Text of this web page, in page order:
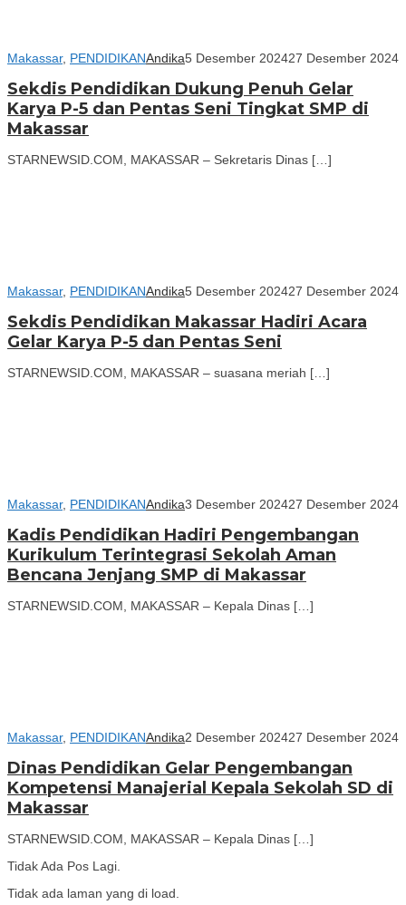
Makassar, PENDIDIKANAndika5 Desember 202427 Desember 2024
Sekdis Pendidikan Dukung Penuh Gelar
Karya P-5 dan Pentas Seni Tingkat SMP di
Makassar
STARNEWSID.COM, MAKASSAR – Sekretaris Dinas […]
Makassar, PENDIDIKANAndika5 Desember 202427 Desember 2024
Sekdis Pendidikan Makassar Hadiri Acara
Gelar Karya P-5 dan Pentas Seni
STARNEWSID.COM, MAKASSAR – suasana meriah […]
Makassar, PENDIDIKANAndika3 Desember 202427 Desember 2024
Kadis Pendidikan Hadiri Pengembangan
Kurikulum Terintegrasi Sekolah Aman
Bencana Jenjang SMP di Makassar
STARNEWSID.COM, MAKASSAR – Kepala Dinas […]
Makassar, PENDIDIKANAndika2 Desember 202427 Desember 2024
Dinas Pendidikan Gelar Pengembangan
Kompetensi Manajerial Kepala Sekolah SD di
Makassar
STARNEWSID.COM, MAKASSAR – Kepala Dinas […]
Tidak Ada Pos Lagi.
Tidak ada laman yang di load.